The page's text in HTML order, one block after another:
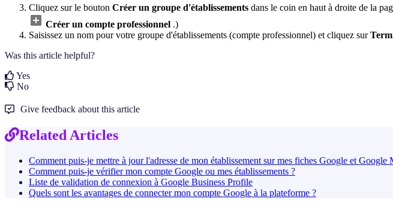
Cliquez sur le bouton Créer un groupe d'établissements dans le coin en haut à droite de la
Créer un compte professionnel .)
Saisissez un nom pour votre groupe d'établissements (compte professionnel) et cliquez sur
Was this article helpful?
Yes
No
Give feedback about this article
Related Articles
Comment puis-je mettre à jour l'adresse de mon établissement sur mes fiches Google et Google
Comment puis-je vérifier mon compte Google ou mes établissements ?
Liste de validation de connexion à Google Business Profile
Quels sont les avantages de connecter mon compte Google à la plateforme ?